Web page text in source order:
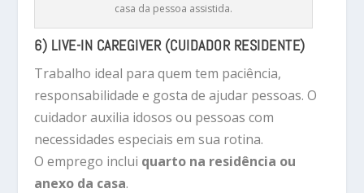
casa da pessoa assistida.
6) LIVE-IN CAREGIVER (CUIDADOR RESIDENTE)
Trabalho ideal para quem tem paciência,
responsabilidade e gosta de ajudar pessoas. O
cuidador auxilia idosos ou pessoas com
necessidades especiais em sua rotina.
O emprego inclui quarto na residência ou
anexo da casa.